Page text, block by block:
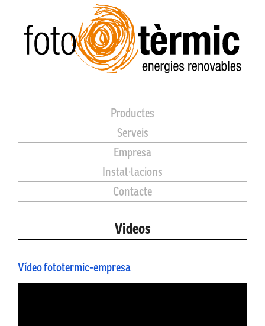
Productes
Serveis
Empresa
Instal·lacions
Contacte
Videos
Vídeo fototermic-empresa